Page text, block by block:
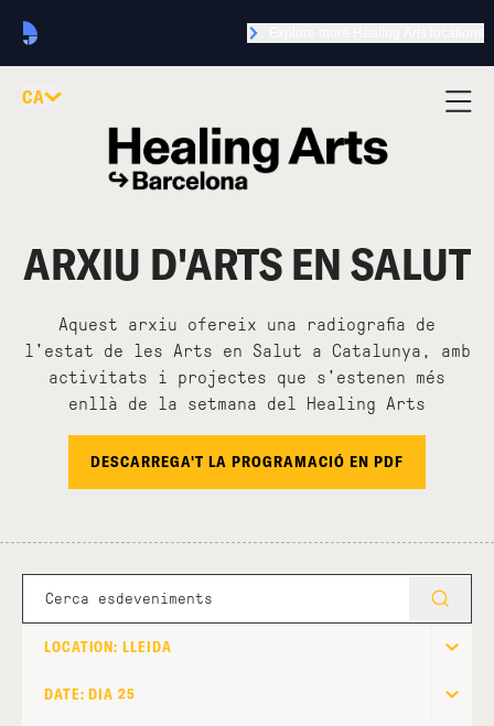
CA
ARXIU D'ARTS EN SALUT
Aquest arxiu ofereix una radiografia de
l'estat de les Arts en Salut a Catalunya, amb
activitats i projectes que s'estenen més
enllà de la setmana del Healing Arts
DESCARREGA'T LA PROGRAMACIÓ EN PDF
LOCATION: LLEIDA
DATE: DIA 25